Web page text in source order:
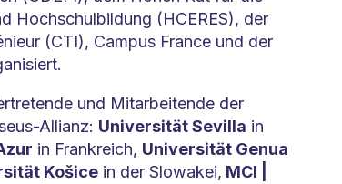
Hochschulbildung (HCERES), der
(CTI), Campus France und der
und Mitarbeitende der
Allianz: Universität Sevilla in
in Frankreich, Universität Genua
Košicein der Slowakei, MCI |